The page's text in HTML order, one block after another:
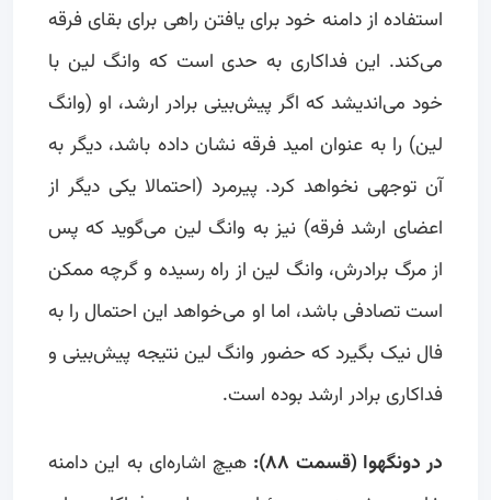
استفاده از دامنه خود برای یافتن راهی برای بقای فرقه
می‌کند. این فداکاری به حدی است که وانگ لین با
خود می‌اندیشد که اگر پیش‌بینی برادر ارشد، او (وانگ
لین) را به عنوان امید فرقه نشان داده باشد، دیگر به
آن توجهی نخواهد کرد. پیرمرد (احتمالا یکی دیگر از
اعضای ارشد فرقه) نیز به وانگ لین می‌گوید که پس
از مرگ برادرش، وانگ لین از راه رسیده و گرچه ممکن
است تصادفی باشد، اما او می‌خواهد این احتمال را به
فال نیک بگیرد که حضور وانگ لین نتیجه پیش‌بینی و
فداکاری برادر ارشد بوده است.
در دونگهوا (قسمت ۸۸):
هیچ اشاره‌ای به این دامنه